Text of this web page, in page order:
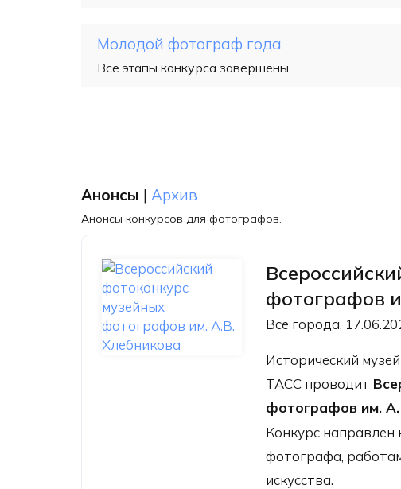
Молодой фотограф года
Все этапы конкурса завершены
Анонсы | Архив
Анонсы конкурсов для фотографов.
фотографов
Все города,
Исторический
ТАСС проводит
фотографов им. А.
Конкурс направлен
фотографа,
искусства.